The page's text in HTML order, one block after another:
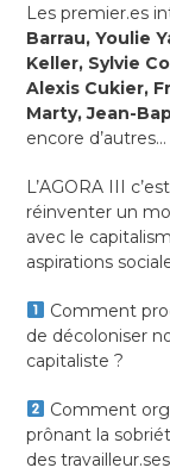
Les premier.es
Barrau, Youlie
Keller, Sylvie
Alexis Cukier,
Marty, Jean-
encore d’autres…
L’AGORA III
réinventer un
avec le
aspirations
Comment
de décoloniser
capitaliste ?
Comment
prônant la
des